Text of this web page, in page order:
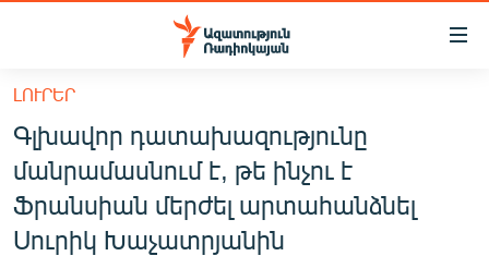
Մատչելիության
հիմնական
բովանդակությանը
Անցնել
հիմնական
մենյուին
Որոնում
ՀԱՅԱՍՏԱՆ
ՔԱՂԱՔԱԿԱՆ
ԸՆՏՐՈՒԹՅՈՒՆՆԵՐ 2026
ԼՈՒՐԵՐ
Գլխավոր դատախազությունը
մանրամասնում է, թե ինչու է
Ֆրանսիան մերժել արտահանձնել
Սուրիկ Խաչատրյանին